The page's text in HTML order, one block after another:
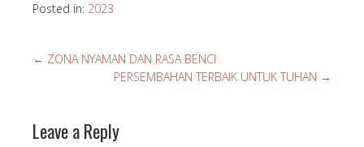
Posted in: 2023
← ZONA NYAMAN DAN RASA BENCI
PERSEMBAHAN TERBAIK UNTUK TUHAN →
Leave a Reply